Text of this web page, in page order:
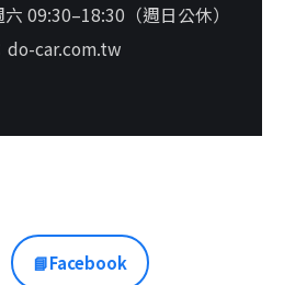
09:30–18:30（週日公休）
do-car.com.tw
📘Facebook